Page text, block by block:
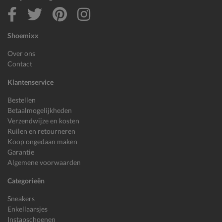
Shoemixx
Over ons
Contact
Klantenservice
Bestellen
Betaalmogelijkheden
Verzendwijze en kosten
Ruilen en retourneren
Koop ongedaan maken
Garantie
Algemene voorwaarden
Categorieën
Sneakers
Enkellaarsjes
Instapschoenen